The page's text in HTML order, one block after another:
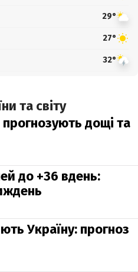
29°
27°
32°
та світу
дощі та
до +36 вдень:
Україну: прогноз